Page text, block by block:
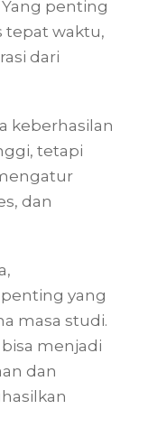
penting
tepat waktu,
dari
keberhasilan
tetapi
dan
yang
masa studi.
menjadi
dan